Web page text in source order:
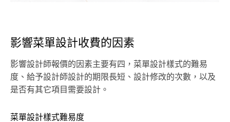
影響菜單設計收費的因素
影響設計師報價的因素主要有四，菜單設計樣式的難易
度、給予設計師設計的期限長短、設計修改的次數，以及
是否有其它項目需要設計。
菜單設計樣式難易度